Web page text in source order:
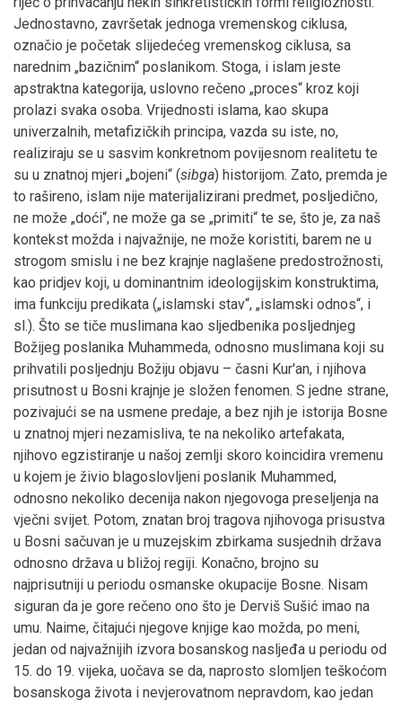
Jednostavno, završetak jednoga vremenskog ciklusa,
označio je početak slijedećeg vremenskog ciklusa, sa
narednim „bazičnim“ poslanikom. Stoga, i islam jeste
apstraktna kategorija, uslovno rečeno „proces“ kroz koji
prolazi svaka osoba. Vrijednosti islama, kao skupa
univerzalnih, metafizičkih principa, vazda su iste, no,
realiziraju se u sasvim konkretnom povijesnom realitetu te
su u znatnoj mjeri „bojeni“ (sibga) historijom. Zato, premda je
to rašireno, islam nije materijalizirani predmet, posljedično,
ne može „doći“, ne može ga se „primiti“ te se, što je, za naš
kontekst možda i najvažnije, ne može koristiti, barem ne u
strogom smislu i ne bez krajnje naglašene predostrožnosti,
kao pridjev koji, u dominantnim ideologijskim konstruktima,
ima funkciju predikata („islamski stav“, „islamski odnos“, i
sl.). Što se tiče muslimana kao sljedbenika posljednjeg
Božijeg poslanika Muhammeda, odnosno muslimana koji su
prihvatili posljednju Božiju objavu – časni Kur'an, i njihova
prisutnost u Bosni krajnje je složen fenomen. S jedne strane,
pozivajući se na usmene predaje, a bez njih je istorija Bosne
u znatnoj mjeri nezamisliva, te na nekoliko artefakata,
njihovo egzistiranje u našoj zemlji skoro koincidira vremenu
u kojem je živio blagoslovljeni poslanik Muhammed,
odnosno nekoliko decenija nakon njegovoga preseljenja na
vječni svijet. Potom, znatan broj tragova njihovoga prisustva
u Bosni sačuvan je u muzejskim zbirkama susjednih država
odnosno država u bližoj regiji. Konačno, brojno su
najprisutniji u periodu osmanske okupacije Bosne. Nisam
siguran da je gore rečeno ono što je Derviš Sušić imao na
umu. Naime, čitajući njegove knjige kao možda, po meni,
jedan od najvažnijih izvora bosanskog nasljeđa u periodu od
15. do 19. vijeka, uočava se da, naprosto slomljen teškoćom
bosanskoga života i nevjerovatnom nepravdom, kao jedan